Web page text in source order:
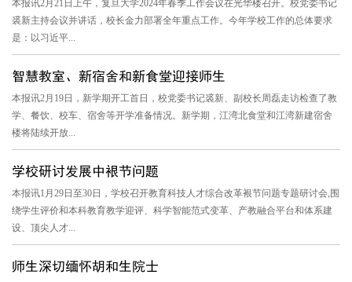
本报讯2月21日上午，复旦大学2024年春季工作会议在光华楼召开。校党委书记
裘新主持会议并讲话，校长金力部署全年重点工作。今年学校工作的总体要求
是：以习近平...
智慧教室、新宿舍和新食堂迎接师生
本报讯2月19日，新学期开工首日，校党委书记裘新、副校长周磊走访检查了教
学、餐饮、校车、宿舍等开学准备情况。新学期，江湾北食堂和江湾新建宿舍
楼将陆续开放...
学校研讨发展中裉节问题
本报讯1月29日至30日，学校召开教育科技人才综合改革裉节问题专题研讨会,围
绕学生评价和本科教育教学迎评、科学智能范式变革、产教融合平台和体系建
设、顶尖人才...
师生深切缅怀胡和生院士